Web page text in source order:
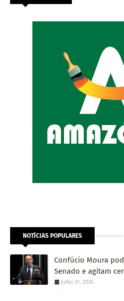
NOTÍCIAS POPULARES
Confúcio Moura
Senado e agitam
julho 31, 2026